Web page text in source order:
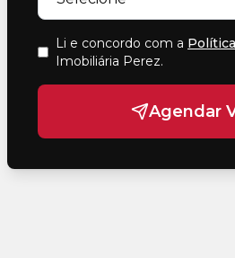
Li e concordo com a
Imobiliária Perez.
Agendar